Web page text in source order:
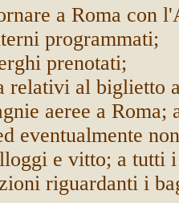
a Roma con
programmati;
prenotati;
relativi al biglietto
aeree a Roma;
eventualmente
e vitto; a tutti
riguardanti i